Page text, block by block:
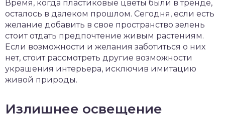
Время, когда пластиковые цветы были в тренде,
осталось в далеком прошлом. Сегодня, если есть
желание добавить в свое пространство зелень
стоит отдать предпочтение живым растениям.
Если возможности и желания заботиться о них
нет, стоит рассмотреть другие возможности
украшения интерьера, исключив имитацию
живой природы.
Излишнее освещение